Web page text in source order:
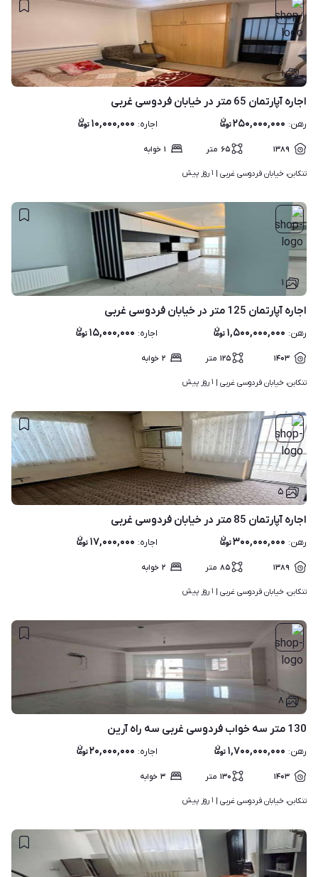
۱
اجاره آپارتمان 65 متر در خیابان فردوسی غربی
رهن: ۲۵۰,۰۰۰,۰۰۰ اجاره: ۱۰,۰۰۰,۰۰۰
۱۳۸۹ ۶۵ متر ۱ خوابه
تنکابن، خیابان فردوسی غربی | ۱ روز پیش
۱
اجاره آپارتمان 125 متر در خیابان فردوسی غربی
رهن: ۱,۵۰۰,۰۰۰,۰۰۰ اجاره: ۱۵,۰۰۰,۰۰۰
۱۴۰۳ ۱۲۵ متر ۲ خوابه
تنکابن، خیابان فردوسی غربی | ۱ روز پیش
۵
اجاره آپارتمان 85 متر در خیابان فردوسی غربی
رهن: ۳۰۰,۰۰۰,۰۰۰ اجاره: ۱۷,۰۰۰,۰۰۰
۱۳۸۹ ۸۵ متر ۲ خوابه
تنکابن، خیابان فردوسی غربی | ۱ روز پیش
۸
130 متر سه خواب فردوسی غربی سه راه آرین
رهن: ۱,۷۰۰,۰۰۰,۰۰۰ اجاره: ۲۰,۰۰۰,۰۰۰
۱۴۰۳ ۱۳۰ متر ۳ خوابه
تنکابن، خیابان فردوسی غربی | ۱ روز پیش